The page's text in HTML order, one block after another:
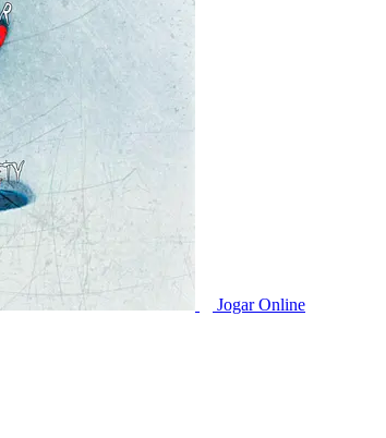
Jogar Online